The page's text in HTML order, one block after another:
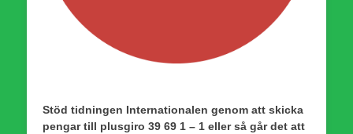
Stöd tidningen Internationalen genom att skicka
pengar till plusgiro 39 69 1 – 1 eller så går det att